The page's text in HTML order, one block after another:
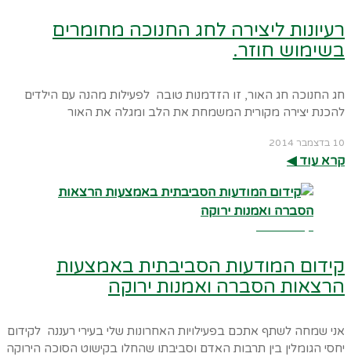
רעיונות ליצירה לחג החנוכה מחומרים
בשימוש חוזר.
חג החנוכה חג האור, זו הזדמנות טובה לפעילות מהנה עם הילדים
להכנת יצירה מקורית המשמחת את הלב ומגלה את האור
10 בדצמבר 2014
קרא עוד ◀︎
קידום המודעות הסביבתית באמצעות
הרצאות הסברה ואמנות ירוקה
אני שמחה לשתף אתכם בפעילויות האחרונות שלי בעירי רעננה לקידום
יחסי הגומלין בין תרבות האדם וסביבתו שהחלו בקישוט הסוכה הירוקה